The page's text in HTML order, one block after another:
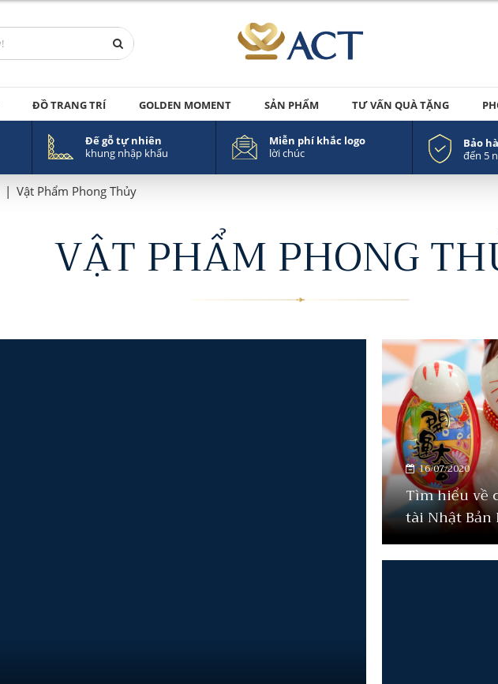
ĐỒ TRANG TRÍ GOLDEN MOMENT SẢN PHẨM TƯ VẤN QUÀ TẶNG
Đế gỗ tự nhiên
khung nhập khẩu
Miễn phí khắc logo
lời chúc
Bảo
đến 5
| Vật Phẩm Phong Thủy
VẬT PHẨM PHONG
16/07/2020
Tìm hiểu về
tài Nhật Bản